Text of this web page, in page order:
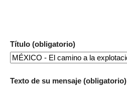
Título (obligatorio)
Texto de su mensaje (obligatorio)